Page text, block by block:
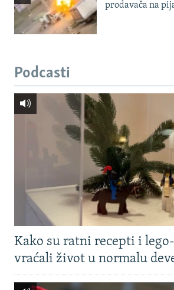
prodavača na
Podcasti
Kako su ratni recepti i
vraćali život u normalu